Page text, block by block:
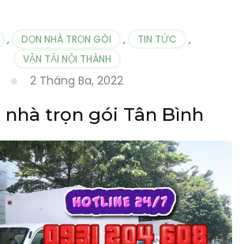
, DỌN NHÀ TRỌN GÓI , TIN TỨC
,
VẬN TẢI NỘI THÀNH
2 Tháng Ba, 2022
nhà trọn gói Tân Bình